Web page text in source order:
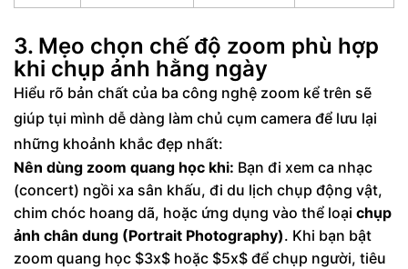
3. Mẹo chọn chế độ zoom phù hợp
khi chụp ảnh hằng ngày
Hiểu rõ bản chất của ba công nghệ zoom kể trên sẽ
giúp tụi mình dễ dàng làm chủ cụm camera để lưu lại
những khoảnh khắc đẹp nhất:
Nên dùng zoom quang học khi: Bạn đi xem ca nhạc
(concert) ngồi xa sân khấu, đi du lịch chụp động vật,
chim chóc hoang dã, hoặc ứng dụng vào thể loại chụp
ảnh chân dung (Portrait Photography). Khi bạn bật
zoom quang học $3x$ hoặc $5x$ để chụp người, tiêu